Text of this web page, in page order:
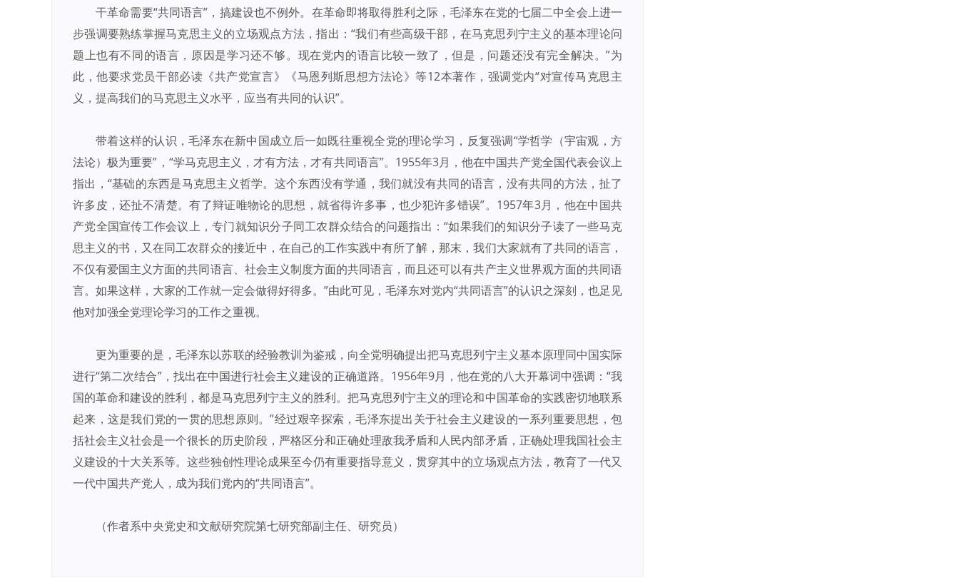
干革命需要“共同语言”，搞建设也不例外。在革命即将取得胜利之际，毛泽东在党的七届二中全会上进一
步强调要熟练掌握马克思主义的立场观点方法，指出：“我们有些高级干部，在马克思列宁主义的基本理论问
题上也有不同的语言，原因是学习还不够。现在党内的语言比较一致了，但是，问题还没有完全解决。”为
此，他要求党员干部必读《共产党宣言》《马恩列斯思想方法论》等12本著作，强调党内“对宣传马克思主
义，提高我们的马克思主义水平，应当有共同的认识”。
带着这样的认识，毛泽东在新中国成立后一如既往重视全党的理论学习，反复强调“学哲学（宇宙观，方
法论）极为重要”，“学马克思主义，才有方法，才有共同语言”。1955年3月，他在中国共产党全国代表会议上
指出，“基础的东西是马克思主义哲学。这个东西没有学通，我们就没有共同的语言，没有共同的方法，扯了
许多皮，还扯不清楚。有了辩证唯物论的思想，就省得许多事，也少犯许多错误”。1957年3月，他在中国共
产党全国宣传工作会议上，专门就知识分子同工农群众结合的问题指出：“如果我们的知识分子读了一些马克
思主义的书，又在同工农群众的接近中，在自己的工作实践中有所了解，那末，我们大家就有了共同的语言，
不仅有爱国主义方面的共同语言、社会主义制度方面的共同语言，而且还可以有共产主义世界观方面的共同语
言。如果这样，大家的工作就一定会做得好得多。”由此可见，毛泽东对党内“共同语言”的认识之深刻，也足见
他对加强全党理论学习的工作之重视。
更为重要的是，毛泽东以苏联的经验教训为鉴戒，向全党明确提出把马克思列宁主义基本原理同中国实际
进行“第二次结合”，找出在中国进行社会主义建设的正确道路。1956年9月，他在党的八大开幕词中强调：“我
国的革命和建设的胜利，都是马克思列宁主义的胜利。把马克思列宁主义的理论和中国革命的实践密切地联系
起来，这是我们党的一贯的思想原则。”经过艰辛探索，毛泽东提出关于社会主义建设的一系列重要思想，包
括社会主义社会是一个很长的历史阶段，严格区分和正确处理敌我矛盾和人民内部矛盾，正确处理我国社会主
义建设的十大关系等。这些独创性理论成果至今仍有重要指导意义，贯穿其中的立场观点方法，教育了一代又
一代中国共产党人，成为我们党内的“共同语言”。
（作者系中央党史和文献研究院第七研究部副主任、研究员）